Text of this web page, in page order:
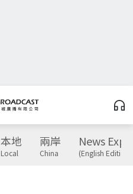
本地
Local
兩岸
China
News
(English Edition)